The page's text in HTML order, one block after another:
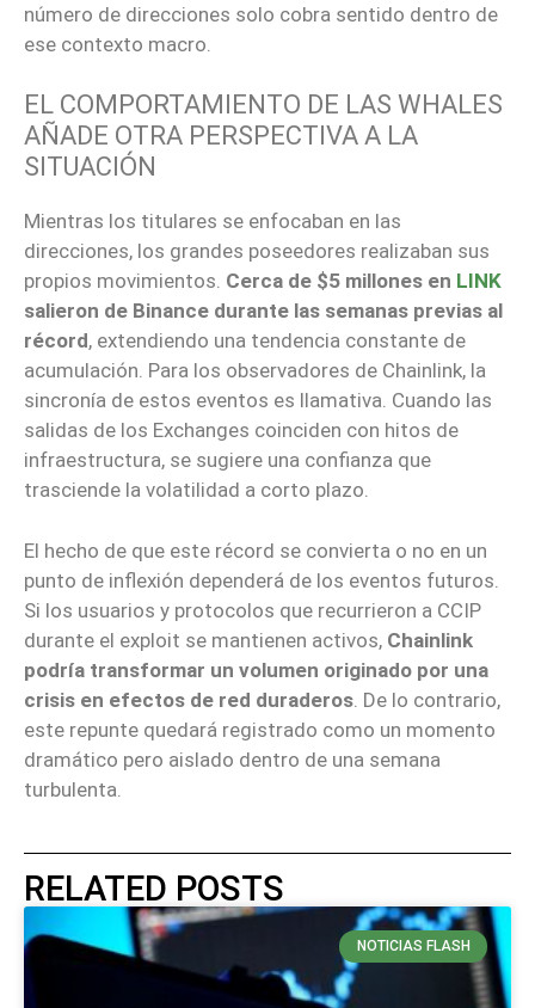
número de direcciones solo cobra sentido dentro de
ese contexto macro.
EL COMPORTAMIENTO DE LAS WHALES
AÑADE OTRA PERSPECTIVA A LA
SITUACIÓN
Mientras los titulares se enfocaban en las
direcciones, los grandes poseedores realizaban sus
propios movimientos. Cerca de $5 millones en LINK
salieron de Binance durante las semanas previas al
récord, extendiendo una tendencia constante de
acumulación. Para los observadores de Chainlink, la
sincronía de estos eventos es llamativa. Cuando las
salidas de los Exchanges coinciden con hitos de
infraestructura, se sugiere una confianza que
trasciende la volatilidad a corto plazo.
El hecho de que este récord se convierta o no en un
punto de inflexión dependerá de los eventos futuros.
Si los usuarios y protocolos que recurrieron a CCIP
durante el exploit se mantienen activos, Chainlink
podría transformar un volumen originado por una
crisis en efectos de red duraderos . De lo contrario,
este repunte quedará registrado como un momento
dramático pero aislado dentro de una semana
turbulenta.
RELATED POSTS
NOTICIAS FLASH